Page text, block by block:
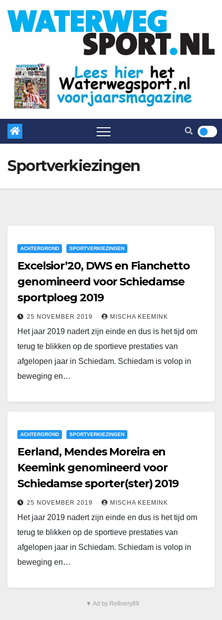
Sportverkiezingen
ACHTERGROND SPORTVERKIEZINGEN
Excelsior’20, DWS en Fianchetto
genomineerd voor Schiedamse
sportploeg 2019
25 NOVEMBER 2019 MISCHA KEEMINK
Het jaar 2019 nadert zijn einde en dus is het tijd om
terug te blikken op de sportieve prestaties van
afgelopen jaar in Schiedam. Schiedam is volop in
beweging en…
ACHTERGROND SPORTVERKIEZINGEN
Eerland, Mendes Moreira en
Keemink genomineerd voor
Schiedamse sporter(ster) 2019
25 NOVEMBER 2019 MISCHA KEEMINK
Het jaar 2019 nadert zijn einde en dus is het tijd om
terug te blikken op de sportieve prestaties van
afgelopen jaar in Schiedam. Schiedam is volop in
beweging en…
▼ Ad by Refinery89